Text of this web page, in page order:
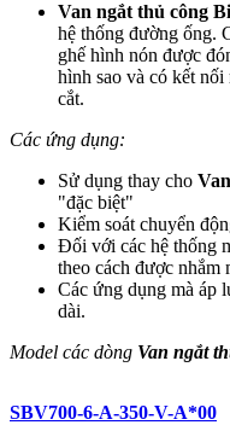
Van ngắt thủ công
hệ thống đường ống.
ghế hình nón được
hình sao và có kết
cắt.
Các ứng dụng:
Sử dụng thay cho
"đặc biệt"
Kiểm soát chuyển
Đối với các hệ thống
theo cách được nhắm
Các ứng dụng mà áp
dài.
Model các dòng Van ngắt
SBV700-6-A-350-V-A*00